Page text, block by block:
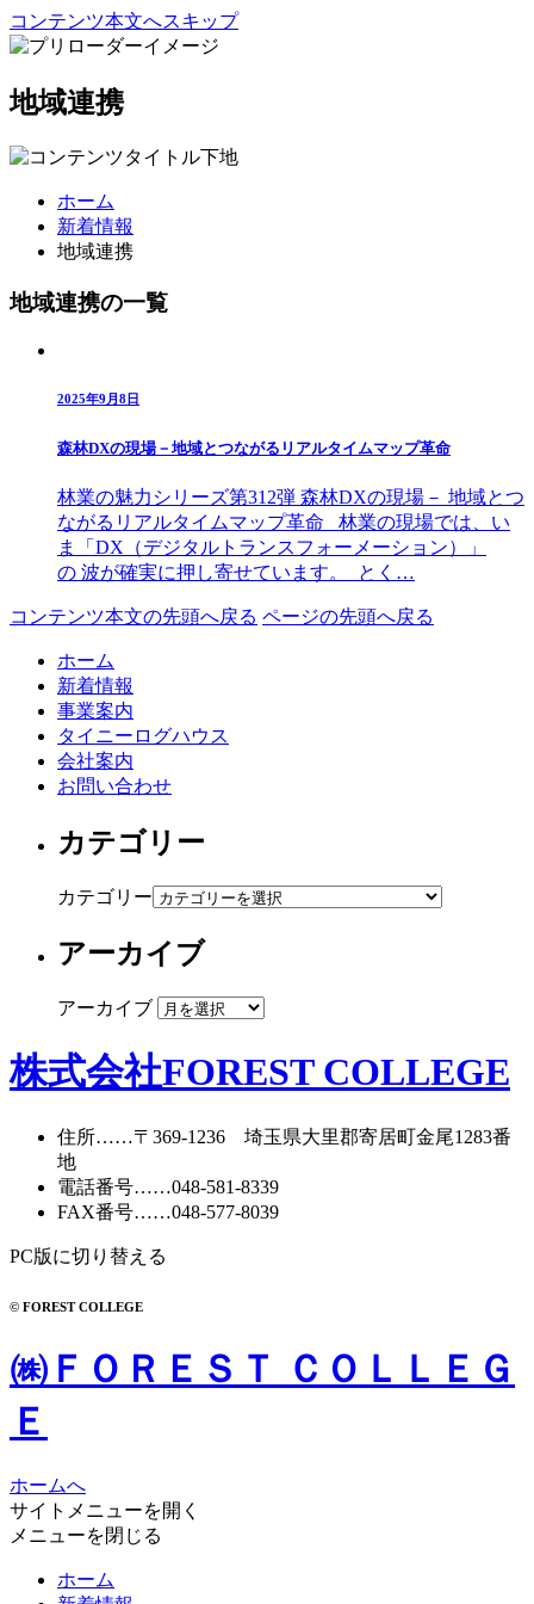
コンテンツ本文へスキップ
地域連携
ホーム
新着情報
地域連携
地域連携の一覧
2025年9月8日
森林DXの現場－地域とつながるリアルタイムマップ革命
林業の魅力シリーズ第312弾 森林DXの現場－ 地域とつ
ながるリアルタイムマップ革命 林業の現場では、い
ま「DX（デジタルトランスフォーメーション）」
の 波が確実に押し寄せています。 とく…
コンテンツ本文の先頭へ戻る ページの先頭へ戻る
ホーム
新着情報
事業案内
タイニーログハウス
会社案内
お問い合わせ
カテゴリー
カテゴリー
アーカイブ
アーカイブ
株式会社FOREST COLLEGE
住所……〒369-1236 埼玉県大里郡寄居町金尾1283番
地
電話番号……048-581-8339
FAX番号……048-577-8039
PC版に切り替える
© FOREST COLLEGE
㈱ＦＯＲＥＳＴ ＣＯＬＬＥＧ
Ｅ
ホームへ
サイトメニューを開く
メニューを閉じる
ホーム